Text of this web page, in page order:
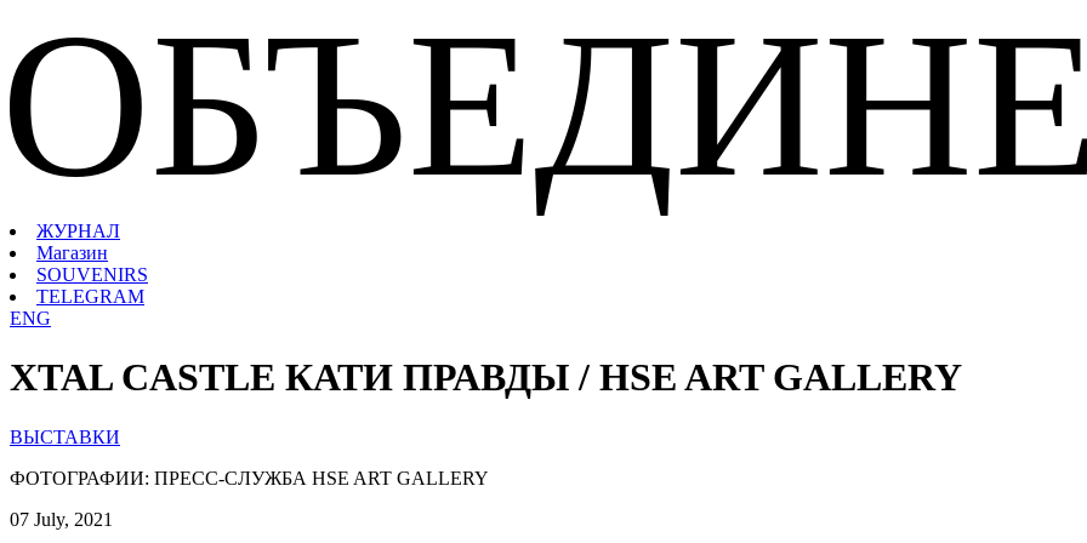
ЖУРНАЛ
Магазин
SOUVENIRS
TELEGRAM
ENG
XTAL CASTLE КАТИ ПРАВДЫ / HSE ART GALLERY
ВЫСТАВКИ
ФОТОГРАФИИ: ПРЕСС-СЛУЖБА HSE ART GALLERY
07 July, 2021